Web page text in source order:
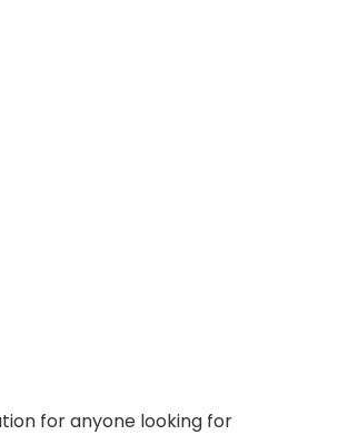
for anyone looking for